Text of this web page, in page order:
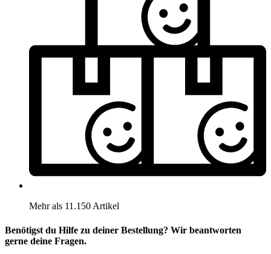
Mehr als 11.150 Artikel
Benötigst du Hilfe zu deiner Bestellung? Wir beantworten
gerne deine Fragen.